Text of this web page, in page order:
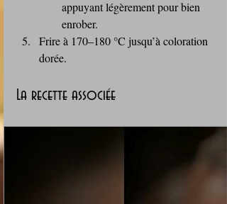
appuyant légèrement pour bien
enrober.
Frire à 170–180 °C jusqu’à coloration
dorée.
La recette associée